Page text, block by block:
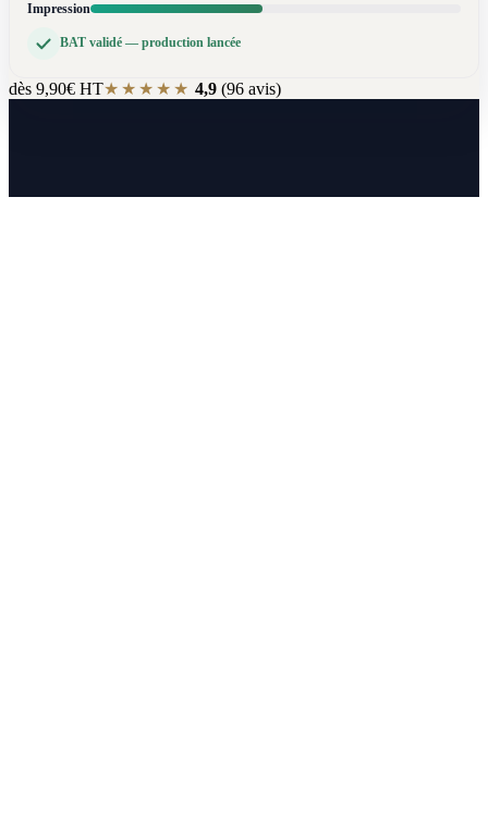
Impression
BAT validé — production lancée
dès 9,90€ HT★★★★★ 4,9 (96 avis)